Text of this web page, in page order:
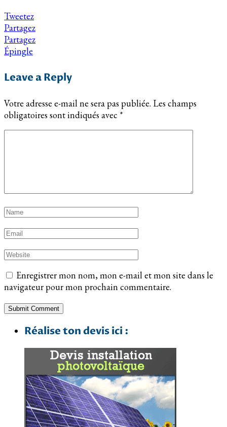
Tweetez
Partagez
Partagez
Épingle
Leave a Reply
Votre adresse e-mail ne sera pas publiée. Les champs
obligatoires sont indiqués avec *
Enregistrer mon nom, mon e-mail et mon site dans le
navigateur pour mon prochain commentaire.
Réalise ton devis ici :